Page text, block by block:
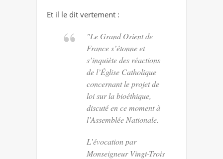
Et il le dit vertement :
"Le Grand Orient de
France s’étonne et
s’inquiète des réactions
de l’Église Catholique
concernant le projet de
loi sur la bioéthique,
discuté en ce moment à
l’Assemblée Nationale.
L’évocation par
Monseigneur Vingt-Trois